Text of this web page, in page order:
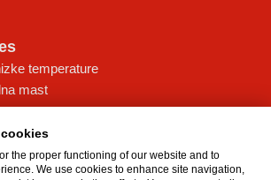
temperature
mast
mast
the proper functioning of our website and to
We use cookies to enhance site navigation,